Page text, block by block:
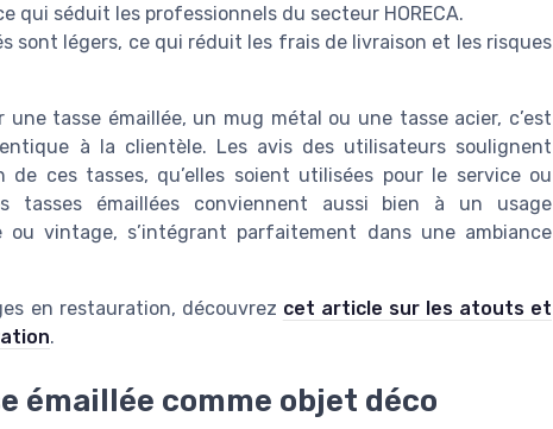
qui séduit les professionnels du secteur HORECA.
sont légers, ce qui réduit les frais de livraison et les risques
tasse émaillée, un mug métal ou une tasse acier, c’est
à la clientèle. Les avis des utilisateurs soulignent
ces tasses, qu’elles soient utilisées pour le service ou
tasses émaillées conviennent aussi bien à un usage
ou vintage, s’intégrant parfaitement dans une ambiance
en restauration, découvrez cet article sur les atouts et
.
émaillée comme objet déco